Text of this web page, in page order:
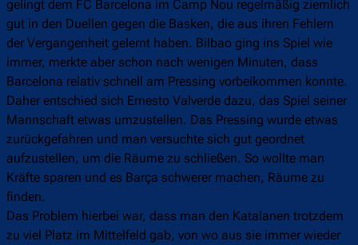
gelingt dem FC Barcelona im Camp Nou regelmäßig ziemlich
gut in den Duellen gegen die Basken, die aus ihren Fehlern
der Vergangenheit gelernt haben. Bilbao ging ins Spiel wie
immer, merkte aber schon nach wenigen Minuten, dass
Barcelona relativ schnell am Pressing vorbeikommen konnte.
Daher entschied sich Ernesto Valverde dazu, das Spiel seiner
Mannschaft etwas umzustellen. Das Pressing wurde etwas
zurückgefahren und man versuchte sich gut geordnet
aufzustellen, um die Räume zu schließen. So wollte man
Kräfte sparen und es Barça schwerer machen, Räume zu
finden.
Das Problem hierbei war, dass man den Katalanen trotzdem
zu viel Platz im Mittelfeld gab, von wo aus sie immer wieder